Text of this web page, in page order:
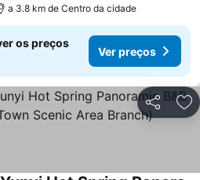
a 3.8 km de Centro da cidade
os preços
Ver preços
Partilhar